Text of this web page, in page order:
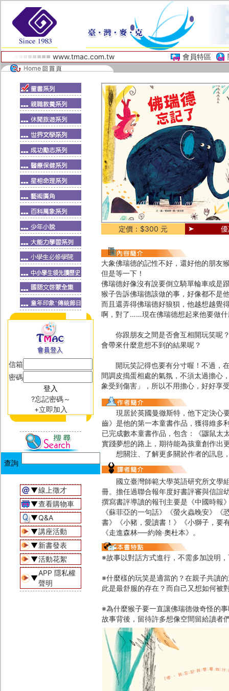
www.tmac.com.tw 會員特區
信箱
密碼
?忘記密碼～
+立即加入
▼線上徵才
▼查看購物車
▼Q&A
▼講座活動
▼新書發表
▼活動花絮
▼
APP 隱私權
聲明
定價：$300 元
大象佛瑞德的記性不好，還好他的朋
但是等一下！
佛瑞德好像沒有說要倒立騎單輪車或是
猴子告訴佛瑞德該做的事，好像都不是
而且還弄得佛瑞德好狼狽，他越想越覺
啊，對了……現在佛瑞德想起來他要做
你跟朋友之間是否會互相開玩笑呢？
會帶來什麼意想不到的結果呢？
開玩笑記得也要有分寸喔！不過，在
間調皮搗蛋相處的氣氛，不須太過擔心
象受到傷害」，所以不用擔心，好好享
現居於英國曼徹斯特，他下定決心要
齒》是他的第一本童書作品，獲得維多
已完成數本童書作品，包含：《鼴鼠太
實踐夢想的路上，期待能為孩童創作出
想關注、了解更多關於作者的訊息
國立臺灣師範大學英語研究所文學組
冊。擔任過聯合報年度好書評審與信誼
撰寫書評導讀的報刊主要是《中國時報
《蘇菲亞的一句話》《螢火蟲晚安》
書》《小豬，愛讀書！》《小獅子，要
《走進森林──約翰‧奧杜本》。
※故事以對話方式進行，不需多加說明
※什麼樣的玩笑是適當的？在親子共讀
此是最舒服的存在？而自己又想如何被
※為什麼猴子要一直讓佛瑞德做奇怪的
故事背後，留待許多想像空間留給讀者